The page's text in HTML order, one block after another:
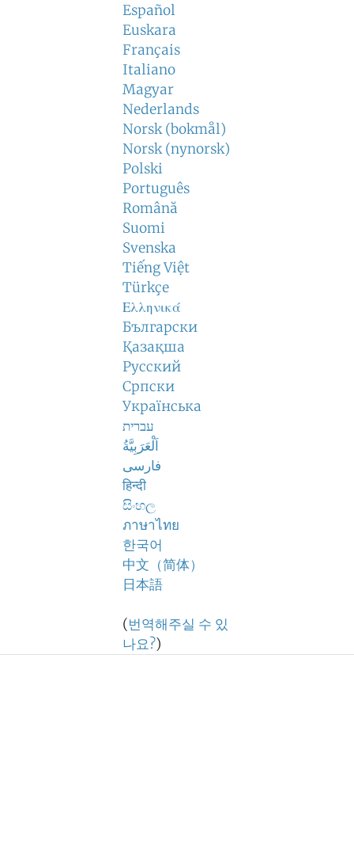
Español
Euskara
Français
Italiano
Magyar
Nederlands
Norsk (bokmål)
Norsk (nynorsk)
Polski
Português
Română
Suomi
Svenska
Tiếng Việt
Türkçe
Ελληνικά
Български
Қазақша
Русский
Српски
Українська
עברית
اَلْعَرَبِيَّةُ
فارسی
हिन्दी
සිංහල
ภาษาไทย
한국어
中文（简体）
日本語
(번역해주실 수 있
나요?)